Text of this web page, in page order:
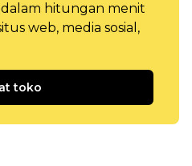
hitungan menit
web, media sosial,
toko